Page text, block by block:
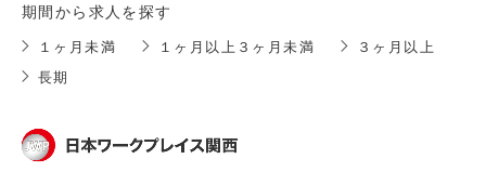
期間から求人を探す
１ヶ月未満 １ヶ月以上３ヶ月未満
３ヶ月以上
長期